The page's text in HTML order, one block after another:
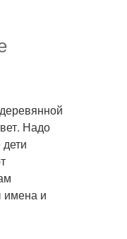
Надо
имена и